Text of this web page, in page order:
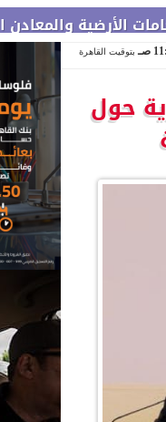
النادرة
صـ بتوقيت القاهرة
حول